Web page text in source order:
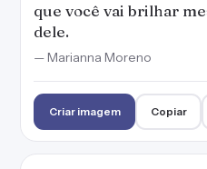
que você vai brilhar
dele.
— Marianna Moreno
Criar imagem Copiar